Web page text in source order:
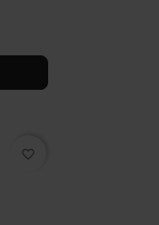
favorite_border